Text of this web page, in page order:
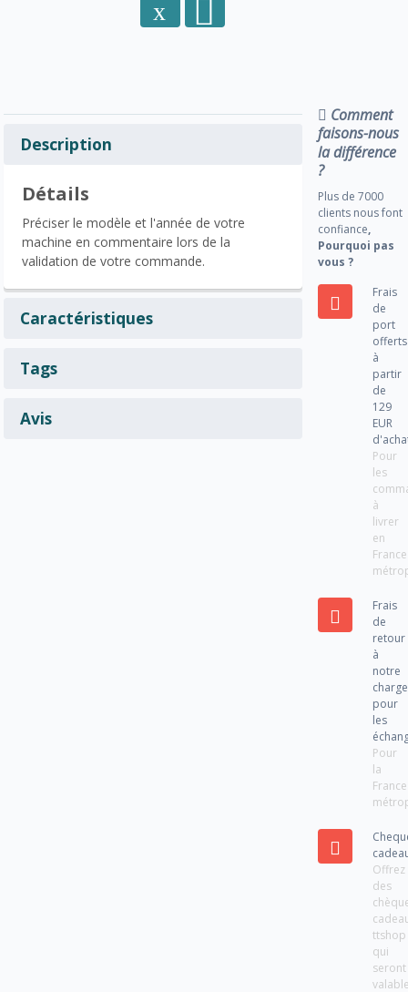
Description
Détails
Préciser le modèle et l'année de votre
machine en commentaire lors de la
validation de votre commande.
Caractéristiques
Tags
Avis
Comment
faisons-nous
la différence
?
Plus de 7000
clients nous font
confiance,
Pourquoi pas
vous ?
Frais
de
port
offerts
à
partir
de
129
EUR
Pour
les
à
livrer
en
France
Frais
de
retour
à
notre
charge
pour
les
Pour
la
France
Offrez
des
ttshop
qui
seront